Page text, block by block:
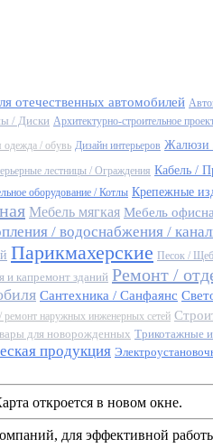
отечественных автомобилей
/ Диски Архитектурно-строительное
одежда / обувь Дизайн интерьеров Жалюзи
лестницы / Ограждения Кабель /
оборудование / Котлы Крепежные
Мебель мягкая Мебель
/ водоснабжения /
Парикмахерские Песок /
и капремонт зданий Ремонт /
Сантехника / Санфаянс
ремонт наружных инженерных сетей
для новорожденных Трикотажные
продукция
откроется в новом окне.
для эффективной